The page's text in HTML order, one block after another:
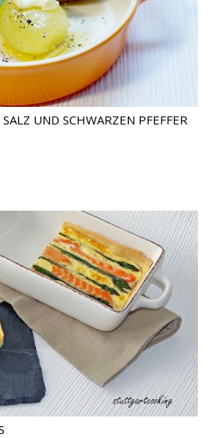
UND SCHWARZEN PFEFFER